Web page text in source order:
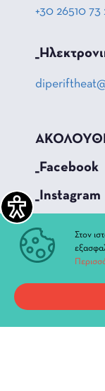
+30 26510 73
_Facebook
_Instagram
_Youtube
ΓΡΗΓΟΡΗ
Τρέχουσες
Αρχείο
Νέα &
Στον